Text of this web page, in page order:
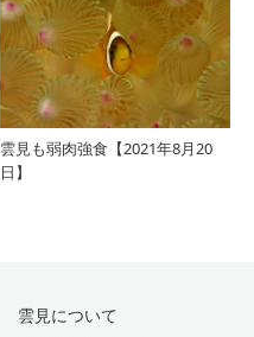
雲見も弱肉強食【2021年8月20
日】
雲見について